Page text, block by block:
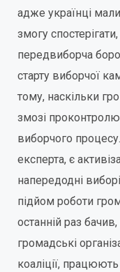
адже українці мали
змогу
передвиборча
старту виборчої
тому, наскільки
змозі
виборчого
експерта, є
напередодні
підйом роботи
останній раз
громадські
коаліції,